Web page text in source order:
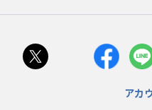
アカ